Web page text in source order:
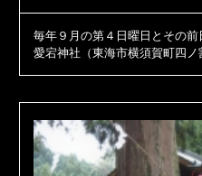
毎年９月の第４日曜日とその前
愛宕神社（東海市横須賀町四ノ